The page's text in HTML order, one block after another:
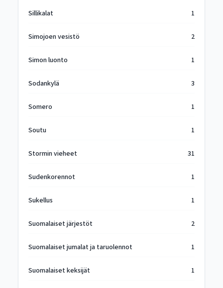
Sillikalat 1
Simojoen vesistö 2
Simon luonto 1
Sodankylä 3
Somero 1
Soutu 1
Stormin vieheet 31
Sudenkorennot 1
Sukellus 1
Suomalaiset järjestöt 2
Suomalaiset jumalat ja taruolennot 1
Suomalaiset keksijät 1